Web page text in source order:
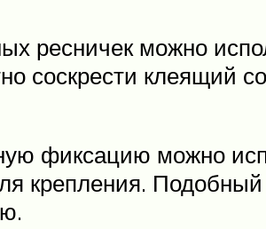
ресничек можно
соскрести клеящий
фиксацию можно
крепления. Подобный